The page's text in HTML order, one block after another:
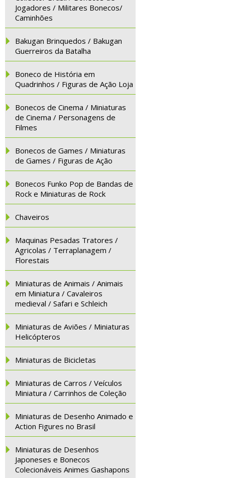
Jogadores / Militares Bonecos/
Caminhões
Bakugan Brinquedos / Bakugan
Guerreiros da Batalha
Boneco de História em
Quadrinhos / Figuras de Ação Loja
Bonecos de Cinema / Miniaturas
de Cinema / Personagens de
Filmes
Bonecos de Games / Miniaturas
de Games / Figuras de Ação
Bonecos Funko Pop de Bandas de
Rock e Miniaturas de Rock
Chaveiros
Maquinas Pesadas Tratores /
Agricolas / Terraplanagem /
Florestais
Miniaturas de Animais / Animais
em Miniatura / Cavaleiros
medieval / Safari e Schleich
Miniaturas de Aviões / Miniaturas
Helicópteros
Miniaturas de Bicicletas
Miniaturas de Carros / Veículos
Miniatura / Carrinhos de Coleção
Miniaturas de Desenho Animado e
Action Figures no Brasil
Miniaturas de Desenhos
Japoneses e Bonecos
Colecionáveis Animes Gashapons